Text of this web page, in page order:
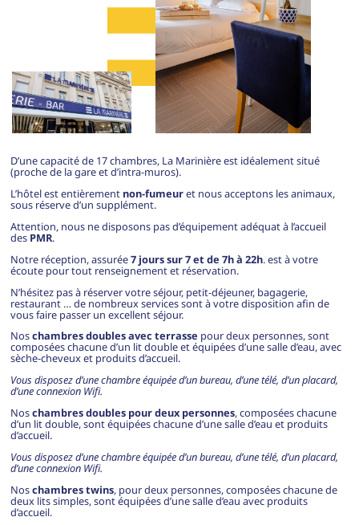
D’une capacité de 17 chambres, La Marinière est idéalement situé
(proche de la gare et d’intra-muros).
L’hôtel est entièrement non-fumeuret nous acceptons les animaux,
sous réserve d’un supplément.
Attention, nous ne disposons pas d’équipement adéquat à l’accueil
des PMR.
Notre réception, assurée7 jours sur 7 et de 7h à 22h. est à votre
écoute pour tout renseignement et réservation.
N’hésitez pas à réserver votre séjour, petit-déjeuner, bagagerie,
restaurant … de nombreux services sont à votre disposition afin de
vous faire passer un excellent séjour.
Noschambres doubles avec terrasse pour deux personnes, sont
composées chacune d’un lit double et équipées d’une salle d’eau, avec
sèche-cheveux et produits d’accueil.
Vous disposez d’unechambreéquipée d’un bureau, d’une télé, d’un placard,
d’une connexion Wifi.
Noschambres doubles pour deux personnes, composées chacune
d’un lit double, sont équipées chacune d’une salle d’eau et produits
d’accueil.
Vous disposez d’une chambre équipée d’un bureau, d’une télé, d’un placard,
d’une connexion Wifi.
Noschambres twins, pour deux personnes, composées chacune de
deux lits simples, sont équipées d’une salle d’eau avec produits
d’accueil.